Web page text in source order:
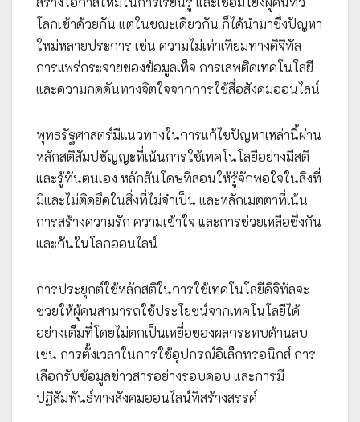
โลกเข้าด้วยกัน แต่ในขณะเดียวกัน ก็ได้นำมาซึ่งปัญหา
ใหม่หลายประการ เช่น ความไม่เท่าเทียมทางดิจิทัล
การแพร่กระจายของข้อมูลเท็จ การเสพติดเทคโนโลยี
และความกดดันทางจิตใจจากการใช้สื่อสังคมออนไลน์
พุทธรัฐศาสตร์มีแนวทางในการแก้ไขปัญหาเหล่านี้ผ่าน
หลักสติสัมปชัญญะที่เน้นการใช้เทคโนโลยีอย่างมีสติ
และรู้ทันตนเอง หลักสันโดษที่สอนให้รู้จักพอใจในสิ่งที่
มีและไม่ติดยึดในสิ่งที่ไม่จำเป็น และหลักเมตตาที่เน้น
การสร้างความรัก ความเข้าใจ และการช่วยเหลือซึ่งกัน
และกันในโลกออนไลน์
การประยุกต์ใช้หลักสติในการใช้เทคโนโลยีดิจิทัลจะ
ช่วยให้ผู้คนสามารถใช้ประโยชน์จากเทคโนโลยีได้
อย่างเต็มที่โดยไม่ตกเป็นเหยื่อของผลกระทบด้านลบ
เช่น การตั้งเวลาในการใช้อุปกรณ์อิเล็กทรอนิกส์ การ
เลือกรับข้อมูลข่าวสารอย่างรอบคอบ และการมี
ปฏิสัมพันธ์ทางสังคมออนไลน์ที่สร้างสรรค์